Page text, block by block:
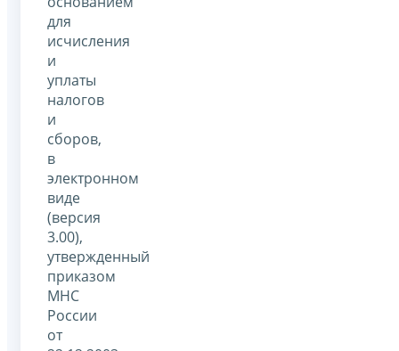
для
исчисления
и
уплаты
налогов
и
сборов,
в
электронном
виде
(версия
3.00),
утвержденный
приказом
МНС
России
от